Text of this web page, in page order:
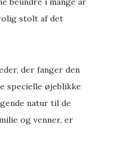
stolt af det
der fanger den
specielle øjeblikke
natur til de
og venner, er